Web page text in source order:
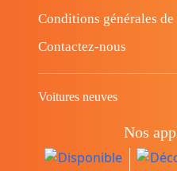
Conditions générales de
Contactez-nous
Voitures neuves
Nos